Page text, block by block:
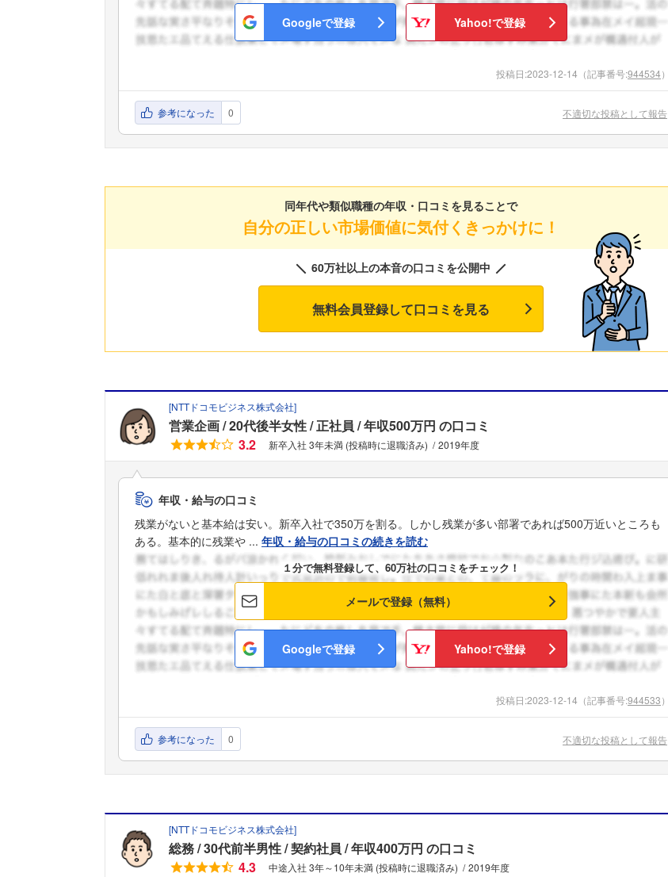
Googleで登録 Yahoo!で登録
投稿日:2023-12-14 （記事番号:944534）
参考になった 0 不適切な投稿として報告
同年代や類似職種の年収・口コミを見ることで
自分の正しい市場価値に気付くきっかけに！
60万社以上の本音の口コミを公開中
無料会員登録して口コミを見る
[NTTドコモビジネス株式会社]
営業企画 20代後半女性 正社員 年収500万円 の口コミ
3.2
新卒入社 3年未満 (投稿時に退職済み) 2019年度
年収・給与の口コミ
残業がないと基本給は安い。新卒入社で350万を割る。しかし残業が多い部署であれば500万近いところも
ある。基本的に残業や ... 年収・給与の口コミの続きを読む
１分で無料登録して、60万社の口コミをチェック！
メールで登録（無料）
Googleで登録 Yahoo!で登録
投稿日:2023-12-14 （記事番号:944533）
参考になった 0 不適切な投稿として報告
[NTTドコモビジネス株式会社]
総務 30代前半男性 契約社員 年収400万円 の口コミ
4.3
中途入社 3年～10年未満 (投稿時に退職済み) 2019年度